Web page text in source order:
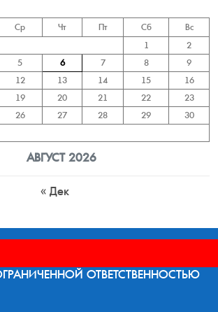
АВГУСТ 2026
Ср Чт Пт Сб
Вс
1
2
5 6 7 8
9
12 13 14 15
16
19 20 21 22
23
26 27 28 29
30
« Дек
ОТВЕТСТВЕННОСТЬЮ